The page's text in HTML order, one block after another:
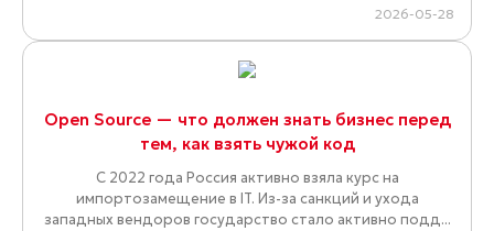
2026-05-28
Open Source — что должен знать бизнес перед
тем, как взять чужой код
С 2022 года Россия активно взяла курс на
импортозамещение в IT. Из-за санкций и ухода
западных вендоров государство стало активно подд...